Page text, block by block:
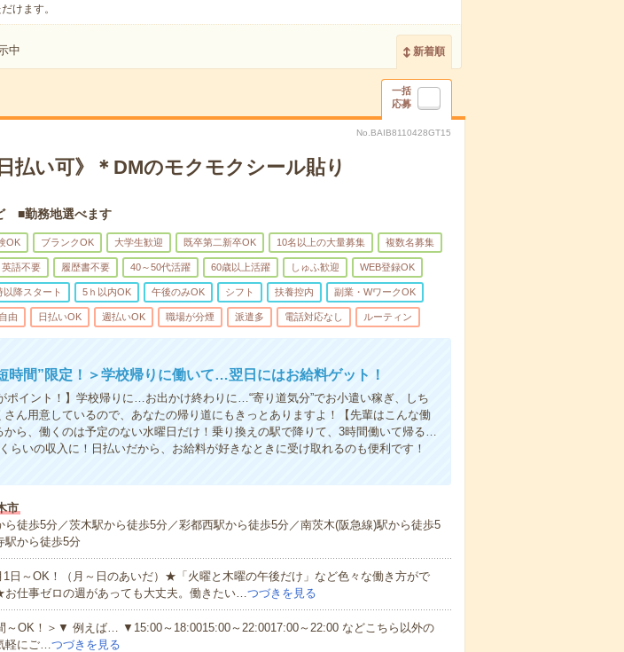
けます。
中 新着順
一括
応募
No.BAIB8110428GT15
払い可》＊DMのモクモクシール貼り
■勤務地選べます
OK ブランクOK 大学生歓迎 既卒第二新卒OK 10名以上の大量募集 複数名募集
英語不要 履歴書不要 40～50代活躍 60歳以上活躍 しゅふ歓迎 WEB登録OK
以降スタート 5ｈ以内OK 午後のみOK シフト 扶養控内 副業・WワークOK
由 日払いOK 週払いOK 職場が分煙 派遣多 電話対応なし ルーティン
時間”限定！＞学校帰りに働いて…翌日にはお給料ゲット！
ポイント！】学校帰りに…お出かけ終わりに…“寄り道気分”でお小遣い稼ぎ、しち
ん用意しているので、あなたの帰り道にもきっとありますよ！【先輩はこんな働
から、働くのは予定のない水曜日だけ！乗り換えの駅で降りて、3時間働いて帰る…
らいの収入に！日払いだから、お給料が好きなときに受け取れるのも便利です！
市
ら徒歩5分／茨木駅から徒歩5分／彩都西駅から徒歩5分／南茨木(阪急線)駅から徒歩5
駅から徒歩5分
1日～OK！（月～日のあいだ）★「火曜と木曜の午後だけ」など色々な働き方がで
お仕事ゼロの週があっても大丈夫。働きたい…つづきを見る
～OK！＞▼ 例えば… ▼15:00～18:0015:00～22:0017:00～22:00 などこちら以外の
軽にご…つづきを見る